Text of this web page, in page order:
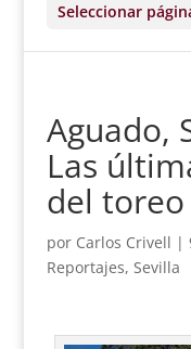
Seleccionar
Aguado,
Las
del
por Carlos Crivell |
Reportajes, Sevilla